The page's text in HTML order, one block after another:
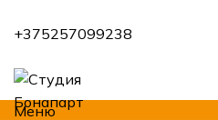
+375257099238
Меню